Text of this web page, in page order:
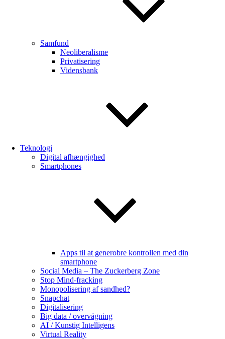
Samfund
Neoliberalisme
Privatisering
Vidensbank
Teknologi
Digital afhængighed
Smartphones
Apps til at generobre kontrollen med din
smartphone
Social Media – The Zuckerberg Zone
Stop Mind-fracking
Monopolisering af sandhed?
Snapchat
Digitalisering
Big data / overvågning
AI / Kunstig Intelligens
Virtual Reality